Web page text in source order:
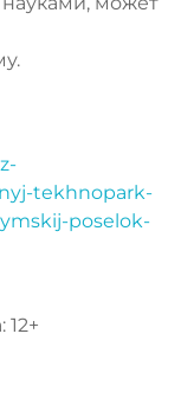
tekhnopark-
poselok-